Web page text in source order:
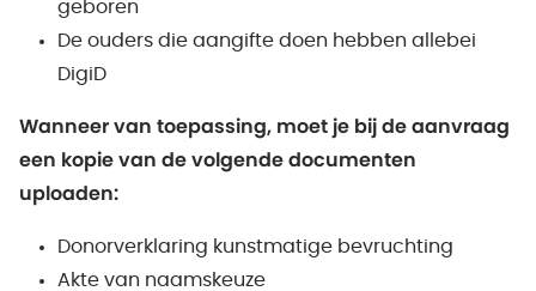
geboren
De ouders die aangifte doen hebben allebei
DigiD
Wanneer van toepassing, moet je bij de aanvraag
een kopie van de volgende documenten
uploaden:
Donorverklaring kunstmatige bevruchting
Akte van naamskeuze